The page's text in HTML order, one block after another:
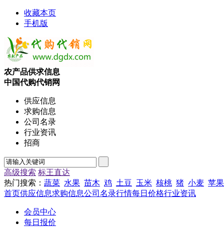
收藏本页
手机版
农产品供求信息
中国代购代销网
供应信息
求购信息
公司名录
行业资讯
招商
高级搜索 标王直达
热门搜索： 蔬菜 水果 苗木 鸡 土豆 玉米 核桃 猪 小麦 苹果
首页供应信息求购信息公司名录行情每日价格行业资讯
会员中心
每日报价